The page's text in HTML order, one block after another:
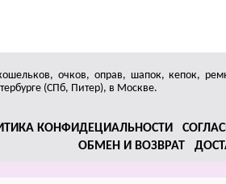
очков, оправ, шапок, кепок,
(СПб, Питер), в Москве.
КОНФИДЕЦИАЛЬНОСТИ
ОБМЕН И ВОЗВРАТ